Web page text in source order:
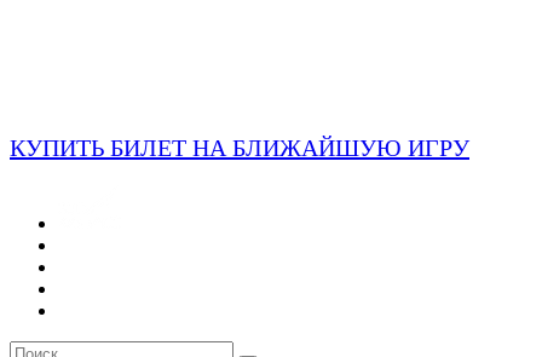
КУПИТЬ БИЛЕТ НА БЛИЖАЙШУЮ ИГРУ